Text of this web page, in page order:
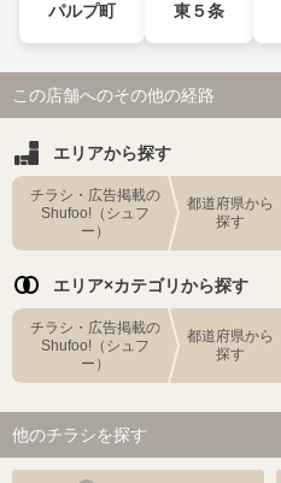
パルプ町 東５条
この店舗へのその他の経路
エリアから探す
チラシ・広告掲載の
Shufoo!（シュフ
ー）
都道府県から
探す
エリア×カテゴリから探す
チラシ・広告掲載の
Shufoo!（シュフ
ー）
都道府県から
探す
他のチラシを探す